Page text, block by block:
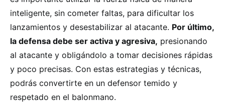
inteligente, sin cometer faltas, para dificultar los
lanzamientos y desestabilizar al atacante. Por último,
la defensa debe ser activa y agresiva, presionando
al atacante y obligándolo a tomar decisiones rápidas
y poco precisas. Con estas estrategias y técnicas,
podrás convertirte en un defensor temido y
respetado en el balonmano.